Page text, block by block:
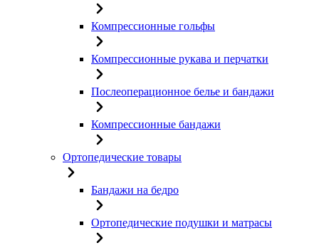
Компрессионные гольфы
Компрессионные рукава и перчатки
Послеоперационное белье и бандажи
Компрессионные бандажи
Ортопедические товары
Бандажи на бедро
Ортопедические подушки и матрасы